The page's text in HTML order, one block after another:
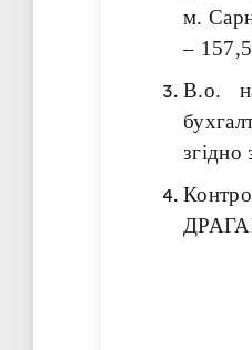
м.
–
В.о.